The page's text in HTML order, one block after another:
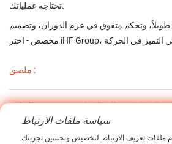
تحتاجه عملياتك.
وتحكم متفوق في عزم الدوران، وتصميم
ملصق :
السابق للأنظمة الميكانيكية عالية الكفاءة
التالي
سياسة ملفات الارتباط
تعريف الارتباط لتخصيص وتحسين تجربتك